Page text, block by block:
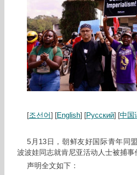
[조선어] [English] [Русский] [中国
5月13日，朝鲜友好国际青年同
波波娃同志就肯尼亚活动人士被捕事
声明全文如下：